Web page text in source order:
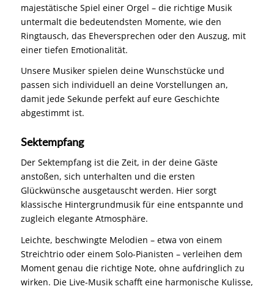
majestätische Spiel einer Orgel – die richtige Musik
untermalt die bedeutendsten Momente, wie den
Ringtausch, das Eheversprechen oder den Auszug, mit
einer tiefen Emotionalität.
Unsere Musiker spielen deine Wunschstücke und
passen sich individuell an deine Vorstellungen an,
damit jede Sekunde perfekt auf eure Geschichte
abgestimmt ist.
Sektempfang
Der Sektempfang ist die Zeit, in der deine Gäste
anstoßen, sich unterhalten und die ersten
Glückwünsche ausgetauscht werden. Hier sorgt
klassische Hintergrundmusik für eine entspannte und
zugleich elegante Atmosphäre.
Leichte, beschwingte Melodien – etwa von einem
Streichtrio oder einem Solo-Pianisten – verleihen dem
Moment genau die richtige Note, ohne aufdringlich zu
wirken. Die Live-Musik schafft eine harmonische Kulisse,